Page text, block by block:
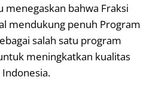
menegaskan bahwa Fraksi
mendukung penuh Program
salah satu program
meningkatkan kualitas